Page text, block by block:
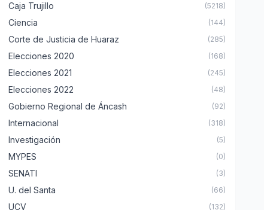
Caja Trujillo (5218)
Ciencia (144)
Corte de Justicia de Huaraz (285)
Elecciones 2020 (168)
Elecciones 2021 (245)
Elecciones 2022 (48)
Gobierno Regional de Áncash (92)
Internacional (318)
Investigación (5)
MYPES (0)
SENATI (3)
U. del Santa (66)
UCV (132)